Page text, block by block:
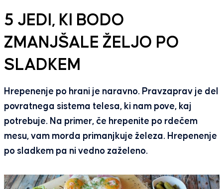
5 JEDI, KI BODO
ZMANJŠALE ŽELJO PO
SLADKEM
Hrepenenje po hrani je naravno. Pravzaprav je del
povratnega sistema telesa, ki nam pove, kaj
potrebuje. Na primer, če hrepenite po rdečem
mesu, vam morda primanjkuje železa. Hrepenenje
po sladkem pa ni vedno zaželeno.